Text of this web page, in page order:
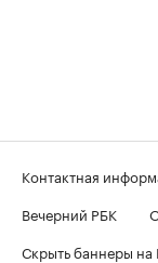
Контактная
Вечерний РБК
Скрыть баннеры на